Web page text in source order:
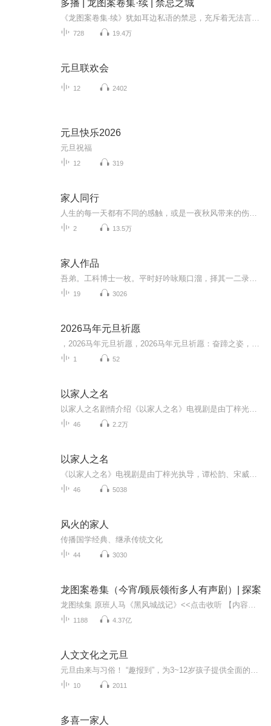
多播 | 龙图案卷集·续 | 禁忌之城
728 19.4万
元旦联欢会
12 2402
元旦快乐2026
元旦祝福
12 319
家人同行
2 13.5万
家人作品
19 3026
2026马年元旦祈愿
1 52
以家人之名
46 2.2万
以家人之名
46 5038
风火的家人
传播国学经典、继承传统文化
44 3030
龙图案卷集（今宵/顾辰领衔多人有声剧）| 探案
1188 4.37亿
人文文化之元旦
10 2011
多喜一家人